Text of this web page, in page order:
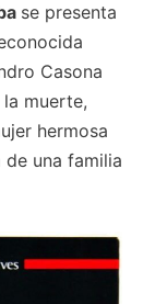
se presenta
Casona
muerte,
hermosa
una familia